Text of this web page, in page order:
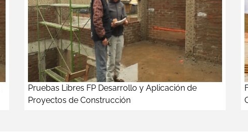
Pruebas Libres FP Desarrollo y Aplicación de
Proyectos de Construcción